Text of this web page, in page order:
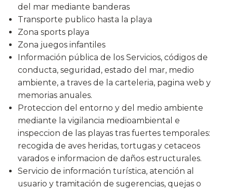
del mar mediante banderas
Transporte publico hasta la playa
Zona sports playa
Zona juegos infantiles
Información pública de los Servicios, códigos de
conducta, seguridad, estado del mar, medio
ambiente, a traves de la carteleria, pagina web y
memorias anuales.
Proteccion del entorno y del medio ambiente
mediante la vigilancia medioambiental e
inspeccion de las playas tras fuertes temporales:
recogida de aves heridas, tortugas y cetaceos
varados e informacion de daños estructurales.
Servicio de información turística, atención al
usuario y tramitación de sugerencias, quejas o